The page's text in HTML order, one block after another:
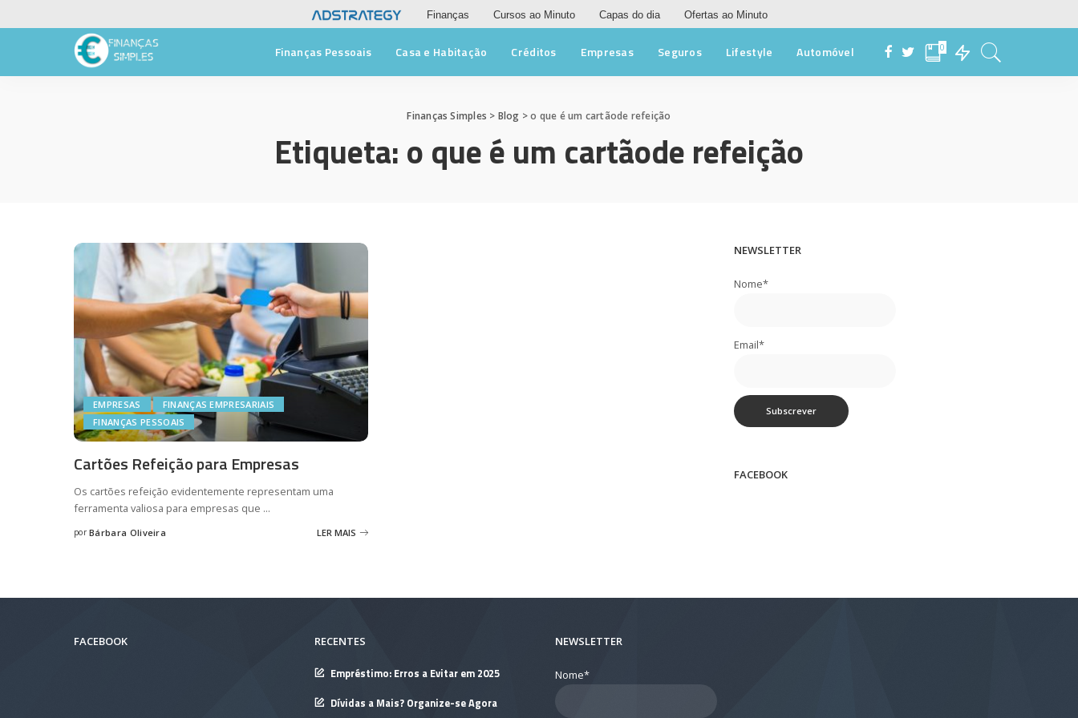
Finanças Cursos ao Minuto Capas do dia Ofertas ao Minuto
Finanças Pessoais Casa e Habitação Créditos Empresas Seguros Lifestyle Automóvel 0
Finanças Simples > Blog >o que é um cartãode refeição
Etiqueta:o que é um cartãode refeição
EMPRESAS
FINANÇAS EMPRESARIAIS
FINANÇAS PESSOAIS
Cartões Refeição para Empresas
Os cartões refeição evidentemente representam uma
ferramenta valiosa para empresas que ...
Posted
por Bárbara Oliveira LER MAIS
NEWSLETTER
Nome*
Email*
FACEBOOK
FACEBOOK RECENTES
Empréstimo: Erros a Evitar em 2025
Dívidas a Mais? Organize-se Agora
NEWSLETTER
Nome*